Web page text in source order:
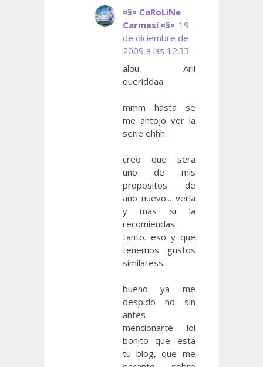
¤§¤ CaRoLiNe
Carmesí ¤§¤ 19
de diciembre de
2009 a las 12:33
alou Arii
queriddaa
mmm hasta se
me antojo ver la
serie ehhh.
creo que sera
uno de mis
propositos de
año nuevo... verla
y mas si la
recomiendas
tanto. eso y que
tenemos gustos
similaress.
bueno ya me
despido no sin
antes
mencionarte lol
bonito que esta
tu blog, que me